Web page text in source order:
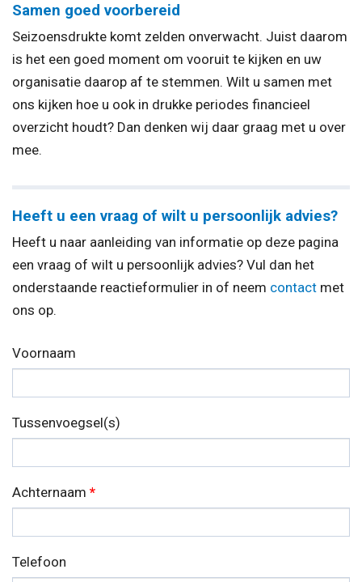
Samen goed voorbereid
Seizoensdrukte komt zelden onverwacht. Juist daarom
is het een goed moment om vooruit te kijken en uw
organisatie daarop af te stemmen. Wilt u samen met
ons kijken hoe u ook in drukke periodes financieel
overzicht houdt? Dan denken wij daar graag met u over
mee.
Heeft u een vraag of wilt u persoonlijk advies?
Heeft u naar aanleiding van informatie op deze pagina
een vraag of wilt u persoonlijk advies? Vul dan het
onderstaande reactieformulier in of neem contact met
ons op.
Voornaam
Tussenvoegsel(s)
Achternaam *
Telefoon